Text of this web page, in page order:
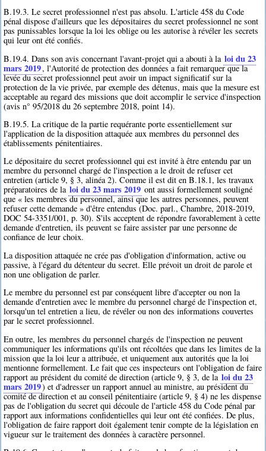
B.19.3. Le secret professionnel n'est pas absolu. L'article 458 du Code
pénal dispose d'ailleurs que les dépositaires du secret professionnel ne sont
pas punissables lorsque la loi les oblige ou les autorise à révéler les secrets
qui leur ont été confiés.
B.19.4. Dans son avis concernant l'avant-projet qui a abouti à la loi du 23
mars 2019, l'Autorité de protection des données a fait remarquer que la
levée du secret professionnel peut avoir un impact significatif sur la
protection de la vie privée, par exemple des détenus, mais que la mesure est
acceptable au regard des missions que doit accomplir le service d'inspection
(avis n° 95/2018 du 26 septembre 2018, point 14).
B.19.5. La critique de la partie requérante porte essentiellement sur
l'application de la disposition attaquée aux membres du personnel des
établissements pénitentiaires.
Le dépositaire du secret professionnel qui est invité à être entendu par un
membre du personnel chargé de l'inspection a le droit de refuser cet
entretien (article 9, § 3, alinéa 2). Comme il est dit en B.18.1, les travaux
préparatoires de la loi du 23 mars 2019 ont aussi formellement souligné
que « les membres du personnel, ainsi que les autres personnes, peuvent
refuser cette demande » d'être entendus (Doc. parl., Chambre, 2018-2019,
DOC 54-3351/001, p. 30). S'ils acceptent de répondre favorablement à cette
demande d'entretien, ils peuvent se faire assister par une personne de
confiance de leur choix.
La disposition attaquée ne crée pas d'obligation d'information, active ou
passive, à l'égard du détenteur du secret. Elle prévoit un droit de parole et
non une obligation de parler.
Le membre du personnel est par conséquent libre d'accepter ou non la
demande d'entretien avec le membre du personnel chargé de l'inspection et,
lorsqu'un tel entretien a lieu, de révéler ou non des informations couvertes
par le secret professionnel.
En outre, les membres du personnel chargés de l'inspection ne peuvent
communiquer les informations qu'ils ont récoltées que dans les limites de la
mission que la loi leur a attribuée, et uniquement aux autorités que la loi
mentionne formellement. Le fait que ces inspecteurs ont l'obligation de faire
rapport au président du comité de direction (article 9, § 3, de la loi du 23
mars 2019) et d'adresser un rapport annuel au ministre, au président du
comité de direction et au conseil pénitentiaire (article 9, § 4) ne les dispense
pas de l'obligation du secret qui découle de l'article 458 du Code pénal par
rapport aux informations confidentielles qui leur ont été confiées. De plus,
l'obligation de faire rapport doit également tenir compte de la législation en
vigueur sur le traitement des données à caractère personnel.